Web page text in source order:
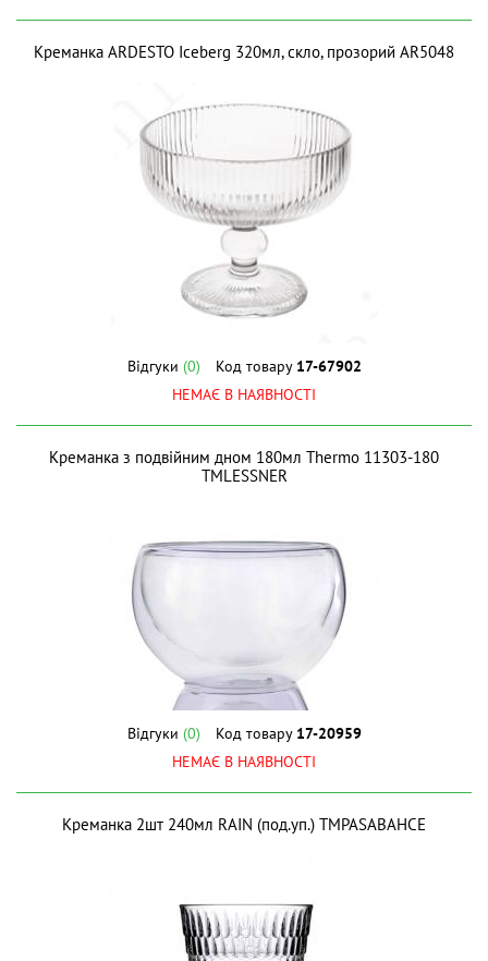
Креманка ARDESTO Iceberg 320мл, скло, прозорий AR5048
Відгуки (0) Код товару 17-67902
НЕМАЄ В НАЯВНОСТІ
Креманка з подвійним дном 180мл Thermo 11303-180
ТМLESSNER
Відгуки (0) Код товару 17-20959
НЕМАЄ В НАЯВНОСТІ
Креманка 2шт 240мл RAIN (под.уп.) ТМPASABAHCE